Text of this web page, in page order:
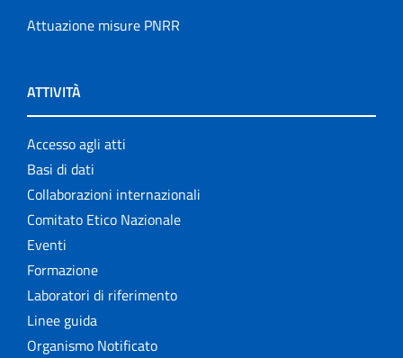
Attuazione misure PNRR
ATTIVITÀ
Accesso agli atti
Basi di dati
Collaborazioni internazionali
Comitato Etico Nazionale
Eventi
Formazione
Laboratori di riferimento
Linee guida
Organismo Notificato